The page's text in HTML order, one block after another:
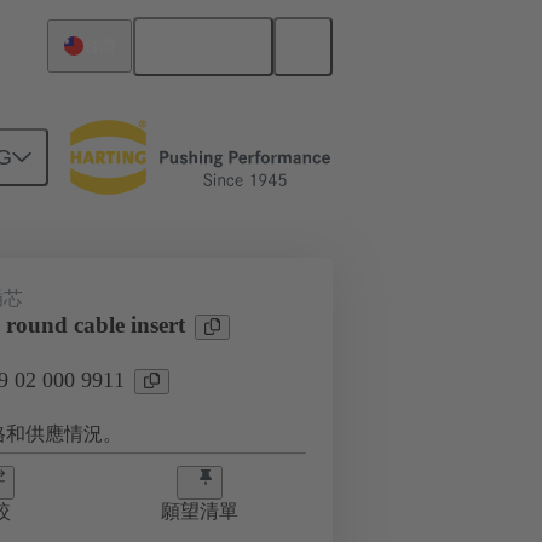
cable insert
02 000 9911
供應情況。
願望清單